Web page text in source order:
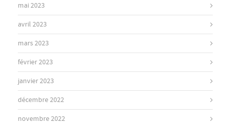
mai 2023
avril 2023
mars 2023
février 2023
janvier 2023
décembre 2022
novembre 2022